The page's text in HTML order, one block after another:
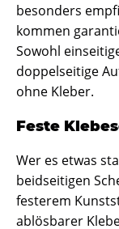
besonders
kommen
Sowohl
doppelseitige
ohne Kleber.
Feste
Wer es etwas
beidseitigen
festerem
ablösbarer